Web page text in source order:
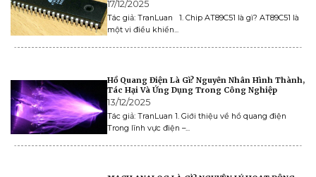
17/12/2025
Tác giả: TranLuan 1. Chip AT89C51 là gì? AT89C51 là
một vi điều khiển...
Hồ Quang Điện Là Gì? Nguyên Nhân Hình Thành,
Tác Hại Và Ứng Dụng Trong Công Nghiệp
13/12/2025
Tác giả: TranLuan 1. Giới thiệu về hồ quang điện
Trong lĩnh vực điện –...